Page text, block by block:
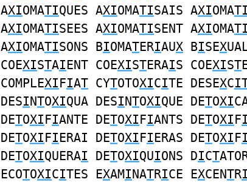
AXIOMATIQUES AXIOMATISAIS AXIOMATI
AXIOMATISEES AXIOMATISENT AXIOMATI
AXIOMATISONS BIOMATERIAUX BISEX
COEXISTAIENT COEXISTERAIS COEXIST
COMPLEXIFIAT CYTOTOXICITE DESEXC
DESINTOXIQUA DESINTOXIQUE DETOXI
DETOXIFIANTE DETOXIFIANTS DETOXIFI
DETOXIFIERAI DETOXIFIERAS DETOXIFI
DETOXIQUERAI DETOXIQUIONS DICT
ECOTOXICITES EXAMINATRICE EXCENTRI